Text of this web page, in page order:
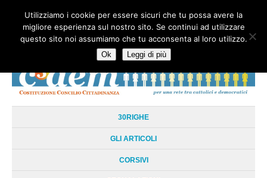
HOME CHI SIAMO LA RETE LE RADICI DOCUMENTAZIONE
AREE TEMATICHE
30RIGHE
GLI ARTICOLI
CORSIVI
Utilizziamo i cookie per essere sicuri che tu possa avere la
migliore esperienza sul nostro sito. Se continui ad utilizzare
questo sito noi assumiamo che tu acconsenta al loro utilizzo.
Ok Leggi di più